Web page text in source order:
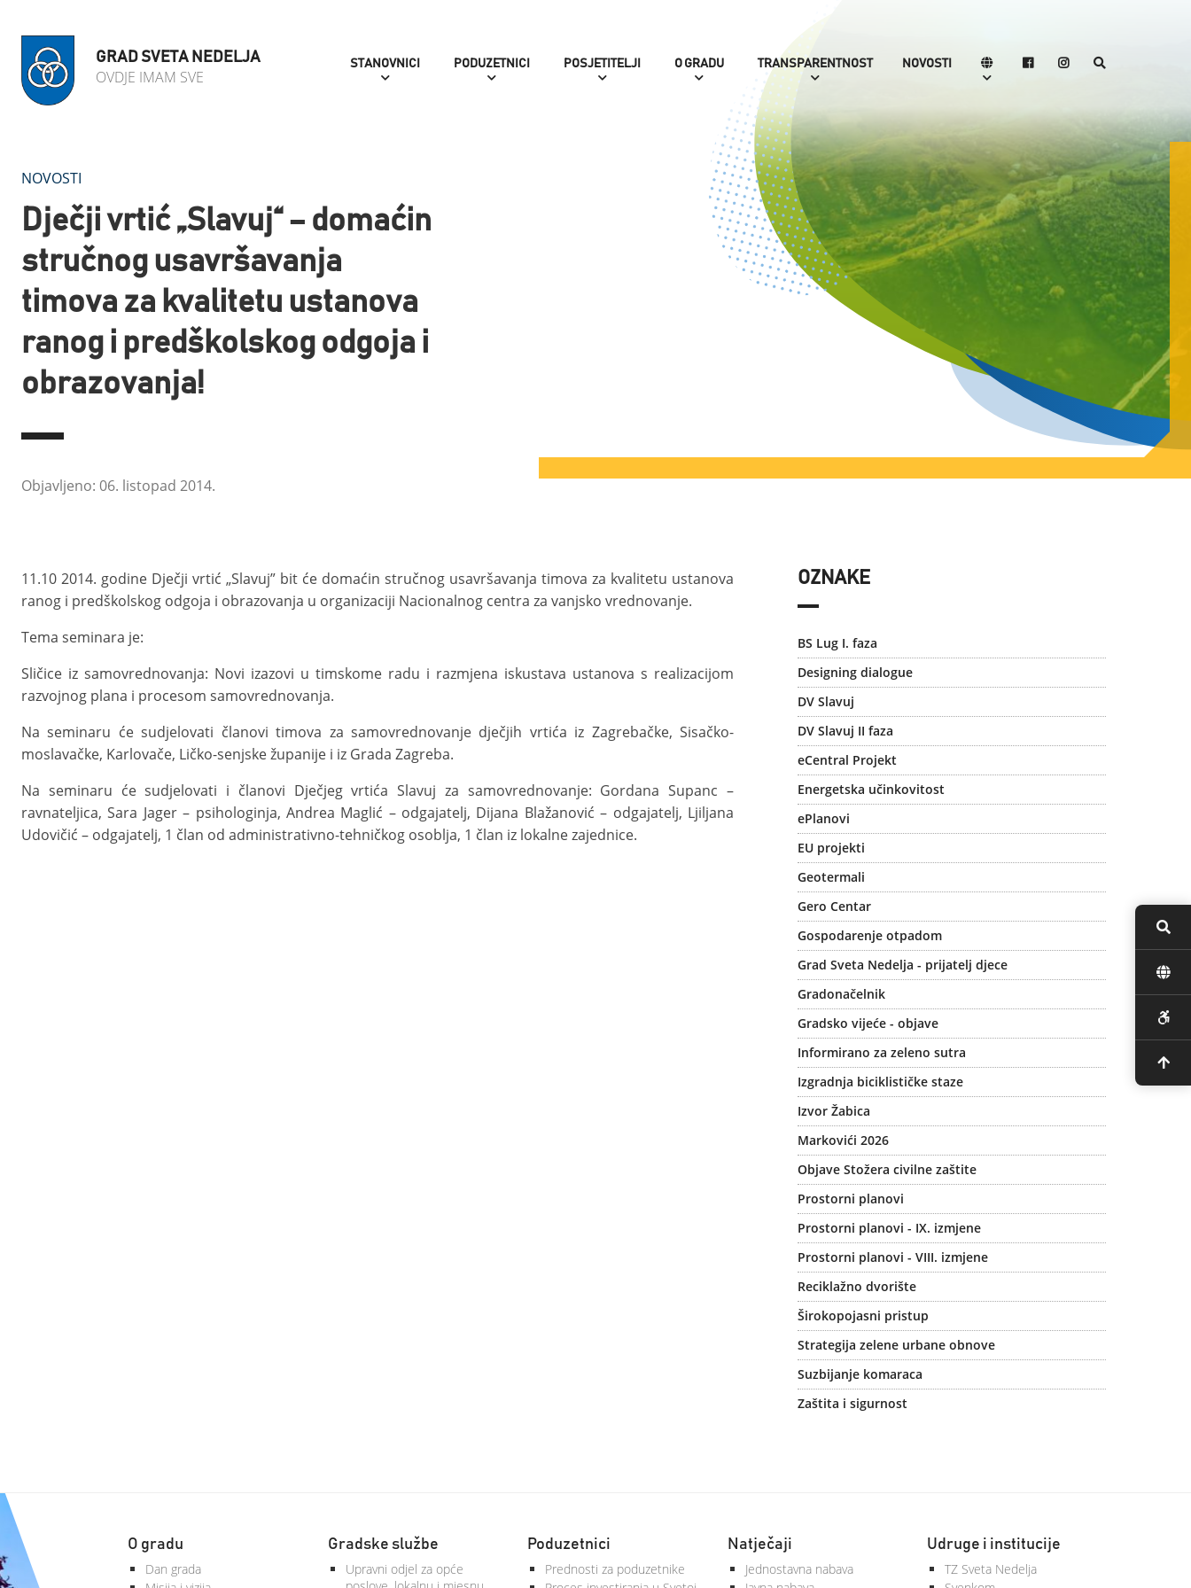
GRAD SVETA NEDELJA
OVDJE IMAM SVE
STANOVNICI PODUZETNICI POSJETITELJI O GRADU TRANSPARENTNOST NOVOSTI
NOVOSTI
Dječji vrtić „Slavuj“ – domaćin
stručnog usavršavanja
timova za kvalitetu ustanova
ranog i predškolskog odgoja i
obrazovanja!
Objavljeno: 06. listopad 2014.
11.10 2014. godine Dječji vrtić „Slavuj” bit će domaćin stručnog usavršavanja timova za kvalitetu ustanova
ranog i predškolskog odgoja i obrazovanja u organizaciji Nacionalnog centra za vanjsko vrednovanje.
Tema seminara je:
Sličice iz samovrednovanja: Novi izazovi u timskome radu i razmjena iskustava ustanova s realizacijom
razvojnog plana i procesom samovrednovanja.
Na seminaru će sudjelovati članovi timova za samovrednovanje dječjih vrtića iz Zagrebačke, Sisačko-
moslavačke, Karlovače, Ličko-senjske županije i iz Grada Zagreba.
Na seminaru će sudjelovati i članovi Dječjeg vrtića Slavuj za samovrednovanje: Gordana Supanc –
ravnateljica, Sara Jager – psihologinja, Andrea Maglić – odgajatelj, Dijana Blažanović – odgajatelj, Ljiljana
Udovičić – odgajatelj, 1 član od administrativno-tehničkog osoblja, 1 član iz lokalne zajednice.
OZNAKE
BS Lug I. faza
Designing dialogue
DV Slavuj
DV Slavuj II faza
eCentral Projekt
Energetska učinkovitost
ePlanovi
EU projekti
Geotermali
Gero Centar
Gospodarenje otpadom
Grad Sveta Nedelja - prijatelj djece
Gradonačelnik
Gradsko vijeće - objave
Informirano za zeleno sutra
Izgradnja biciklističke staze
Izvor Žabica
Markovići 2026
Objave Stožera civilne zaštite
Prostorni planovi
Prostorni planovi - IX. izmjene
Prostorni planovi - VIII. izmjene
Reciklažno dvorište
Širokopojasni pristup
Strategija zelene urbane obnove
Suzbijanje komaraca
Zaštita i sigurnost
O gradu
Dan grada
Gradske službe
Upravni odjel za opće
Poduzetnici
Prednosti za poduzetnike
Natječaji
Jednostavna nabava
Udruge i institucije
TZ Sveta Nedelja